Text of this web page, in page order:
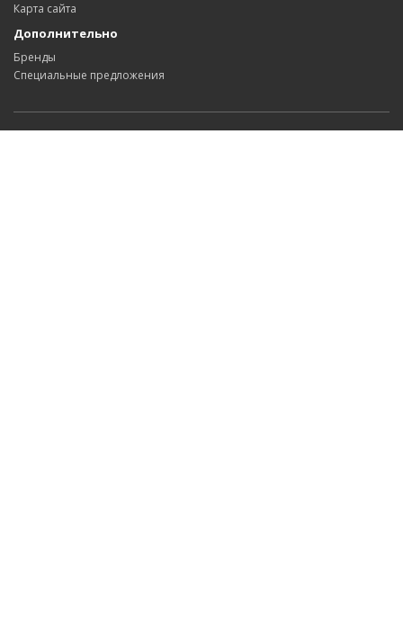
Карта сайта
Дополнительно
Бренды
Специальные предложения